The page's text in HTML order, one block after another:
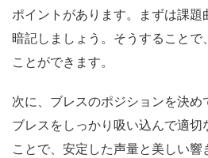
ポイントがあります。まずは課題
暗記しましょう。そうすることで
ことができます。
次に、ブレスのポジションを決め
ブレスをしっかり吸い込んで適
ことで、安定した声量と美しい